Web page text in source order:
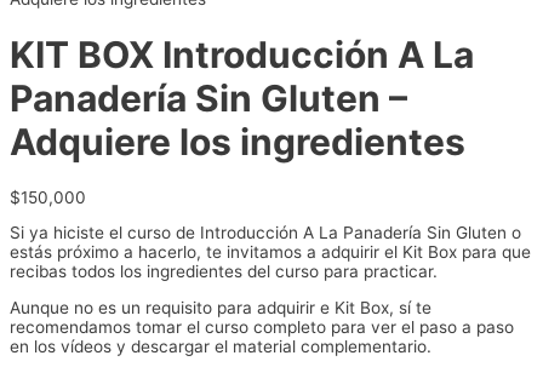
KIT BOX Introducción A La
Panadería Sin Gluten –
Adquiere los ingredientes
$150,000
Si ya hiciste el curso de Introducción A La Panadería Sin Gluten o
estás próximo a hacerlo, te invitamos a adquirir el Kit Box para que
recibas todos los ingredientes del curso para practicar.
Aunque no es un requisito para adquirir e Kit Box, sí te
recomendamos tomar el curso completo para ver el paso a paso
en los vídeos y descargar el material complementario.